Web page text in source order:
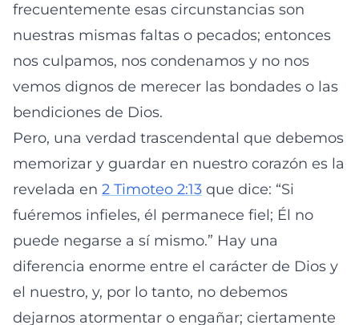
frecuentemente esas circunstancias son
nuestras mismas faltas o pecados; entonces
nos culpamos, nos condenamos y no nos
vemos dignos de merecer las bondades o las
bendiciones de Dios.
Pero, una verdad trascendental que debemos
memorizar y guardar en nuestro corazón es la
revelada en 2 Timoteo 2:13 que dice: “Si
fuéremos infieles, él permanece fiel; Él no
puede negarse a sí mismo.” Hay una
diferencia enorme entre el carácter de Dios y
el nuestro, y, por lo tanto, no debemos
dejarnos atormentar o engañar; ciertamente